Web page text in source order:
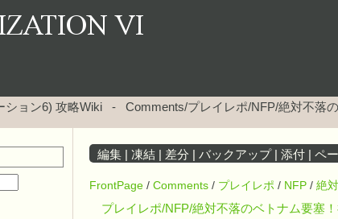
ション6) 攻略Wiki - Comments/プレイレポ/NFP/絶対不落
編集 凍結 差分 バックアップ| 添付 ペ
FrontPage / Comments / プレイレポ / NFP / 絶
プレイレポ/NFP/絶対不落のベトナム要塞